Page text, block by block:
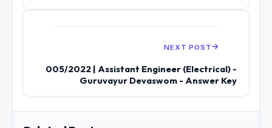
NEXT POST
005/2022 | Assistant Engineer (Electrical) -
Guruvayur Devaswom - Answer Key